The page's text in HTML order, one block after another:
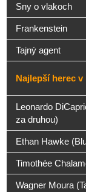
Sny o vlakoch
Frankenstein
Tajný agent
Najlepší herec
Leonardo
za druhou)
Ethan Hawke
Timothée
Wagner Moura